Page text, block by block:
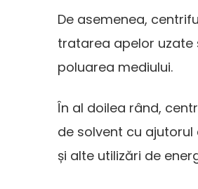
De asemenea,
tratarea apelor uzate
poluarea mediului.
În al doilea rând,
de solvent cu
și alte utilizări de